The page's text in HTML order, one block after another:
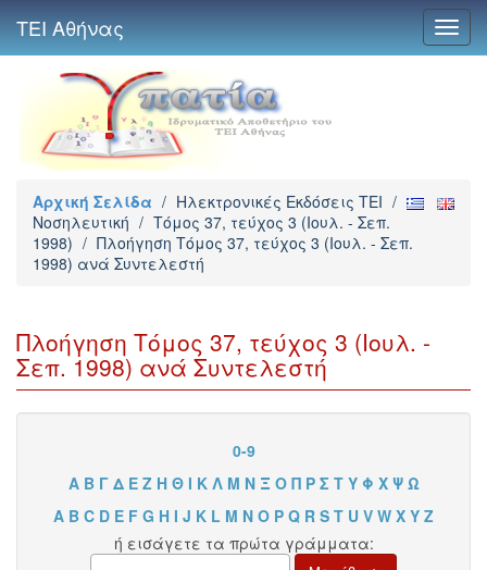
ΤΕΙ Αθήνας
Αρχική Σελίδα / Ηλεκτρονικές Εκδόσεις TEI /
Νοσηλευτική / Τόμος 37, τεύχος 3 (Ιουλ. - Σεπ.
1998) / Πλοήγηση Τόμος 37, τεύχος 3 (Ιουλ. - Σεπ.
1998) ανά Συντελεστή
Πλοήγηση Τόμος 37, τεύχος 3 (Ιουλ. -
Σεπ. 1998) ανά Συντελεστή
0-9
Α Β Γ Δ Ε Ζ Η Θ Ι Κ Λ Μ Ν Ξ Ο Π Ρ Σ Τ Υ Φ Χ Ψ Ω
A B C D E F G H I J K L M N O P Q R S T U V W X Y Z
ή εισάγετε τα πρώτα γράμματα: